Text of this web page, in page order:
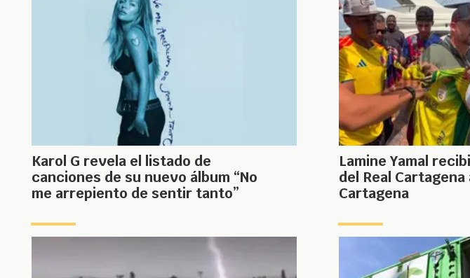
Karol G revela el listado de
canciones de su nuevo álbum “No
me arrepiento de sentir tanto”
Lamine Yamal
del Real
Cartagena